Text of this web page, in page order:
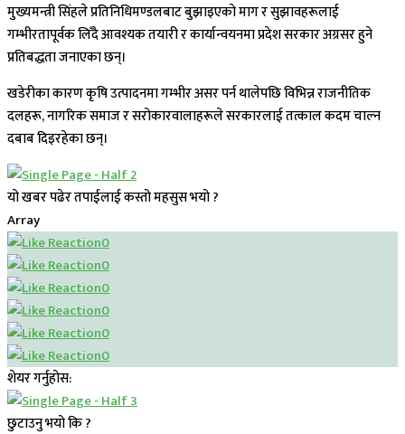
मुख्यमन्त्री सिंहले प्रतिनिधिमण्डलबाट बुझाइएको माग र सुझावहरूलाई
गम्भीरतापूर्वक लिँदै आवश्यक तयारी र कार्यान्वयनमा प्रदेश सरकार अग्रसर हुने
प्रतिबद्धता जनाएका छन्।
खडेरीका कारण कृषि उत्पादनमा गम्भीर असर पर्न थालेपछि विभिन्न राजनीतिक
दलहरू, नागरिक समाज र सरोकारवालाहरूले सरकारलाई तत्काल कदम चाल्न
दबाब दिइरहेका छन्।
यो खबर पढेर तपाईलाई कस्तो महसुस भयो ?
Array
0
0
0
0
0
0
शेयर गर्नुहोस:
छुटाउनु भयो कि ?